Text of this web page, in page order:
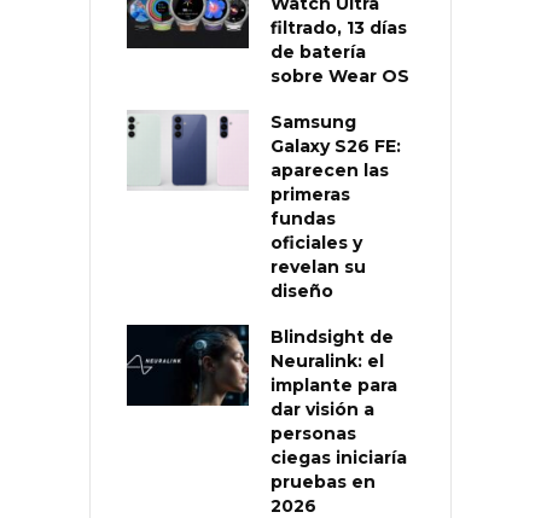
filtrado, 13 días
de batería
sobre Wear OS
Samsung
Galaxy S26 FE:
aparecen las
primeras
fundas
oficiales y
revelan su
diseño
Blindsight de
Neuralink: el
implante para
dar visión a
personas
ciegas iniciaría
pruebas en
2026